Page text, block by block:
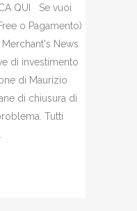
QUI Se vuoi
o Pagamento)
News
di investimento
di Maurizio
di chiusura di
Tutti